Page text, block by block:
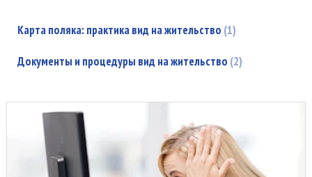
Карта поляка: практика вид на жительство 1
Документы и процедуры вид на жительство 2